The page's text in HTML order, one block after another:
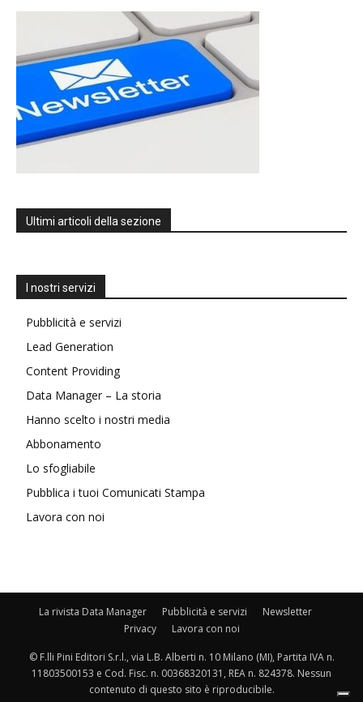
Ultimi articoli della sezione
I nostri servizi
Pubblicità e servizi
Lead Generation
Content Providing
Data Manager – La storia
Hanno scelto i nostri media
Abbonamento
Lo sfogliabile
Pubblica i tuoi Comunicati Stampa
Lavora con noi
La rivista Data Manager Pubblicità e servizi
Newsletter
Privacy
Lavora con noi
© F.lli Pini Editori S.r.l., via L.B. Alberti n. 10 Milano (MI), Partita IVA n.
11803500153 e Cod. Fisc. n. 00368320131, REA n. 824378. Nessun
contenuto di questo sito è riproducibile.